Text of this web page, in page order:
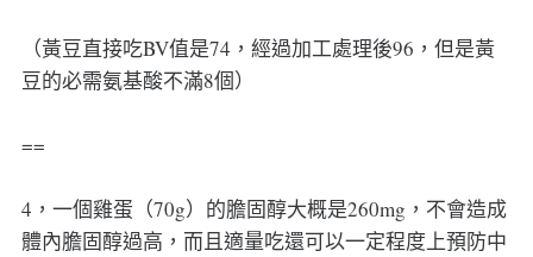
（黃豆直接吃BV值是74，經過加工處理後96，但是黃
豆的必需氨基酸不滿8個）
==
4，一個雞蛋（70g）的膽固醇大概是260mg，不會造成
體內膽固醇過高，而且適量吃還可以一定程度上預防中